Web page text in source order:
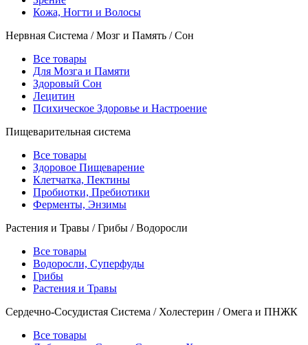
Кожа, Ногти и Волосы
Нервная Система / Мозг и Память / Сон
Все товары
Для Мозга и Памяти
Здоровый Сон
Лецитин
Психическое Здоровье и Настроение
Пищеварительная система
Все товары
Здоровое Пищеварение
Клетчатка, Пектины
Пробиотки, Пребиотики
Ферменты, Энзимы
Растения и Травы / Грибы / Водоросли
Все товары
Водоросли, Суперфуды
Грибы
Растения и Травы
Сердечно-Сосудистая Система / Холестерин / Омега и ПНЖК
Все товары